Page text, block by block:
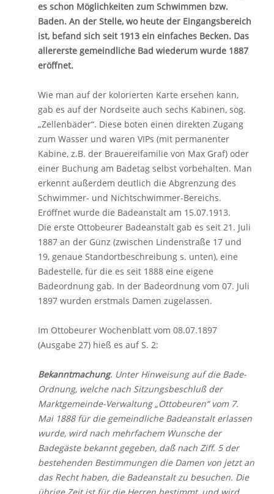
es schon Möglichkeiten zum Schwimmen bzw.
Baden. An der Stelle, wo heute der Eingangsbereich
ist, befand sich seit 1913 ein einfaches Becken. Das
allererste gemeindliche Bad wiederum wurde 1887
eröffnet.
Wie man auf der kolorierten Karte ersehen kann,
gab es auf der Nordseite auch sechs Kabinen, sog.
„Zellenbäder“. Diese boten einen direkten Zugang
zum Wasser und waren VIPs (mit permanenter
Kabine, z.B. der Brauereifamilie von Max Graf) oder
einer Buchung am Badetag selbst vorbehalten. Man
erkennt außerdem deutlich die Abgrenzung des
Schwimmer- und Nichtschwimmer-Bereichs.
Eröffnet wurde die Badeanstalt am 15.07.1913.
Die erste Ottobeurer Badeanstalt gab es seit 21. Juli
1887 an der Günz (zwischen Lindenstraße 17 und
19, genaue Standortbeschreibung s. unten), eine
Badestelle, für die es seit 1888 eine eigene
Badeordnung gab. In der Badeordnung vom 07. Juli
1897 wurden erstmals Damen zugelassen.
Im Ottobeurer Wochenblatt vom 08.07.1897
(Ausgabe 27) hieß es auf S. 2:
Bekanntmachung. Unter Hinweisung auf die Bade-
Ordnung, welche nach Sitzungsbeschluß der
Marktgemeinde-Verwaltung „Ottobeuren“ vom 7.
Mai 1888 für die gemeindliche Badeanstalt erlassen
wurde, wird nach mehrfachem Wunsche der
Badegäste bekannt gegeben, daß nach Ziff. 5 der
bestehenden Bestimmungen die Damen von jetzt an
das Recht haben, die Badeanstalt zu besuchen. Die